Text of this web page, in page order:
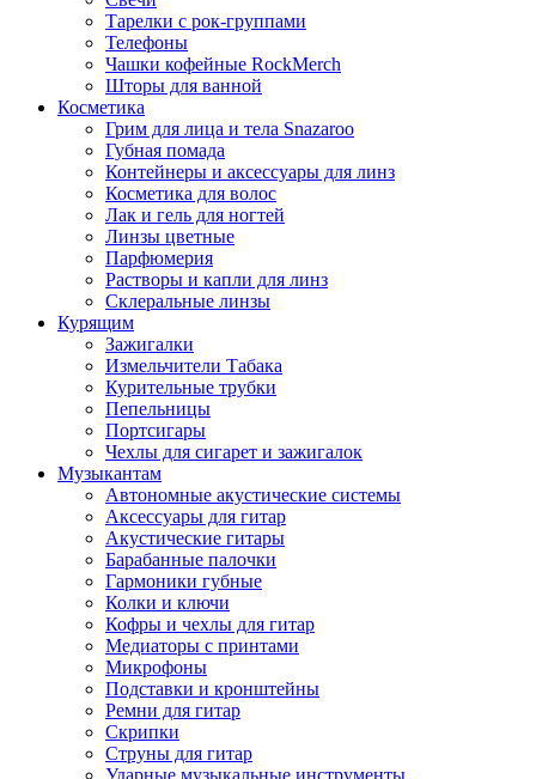
Тарелки с рок-группами
Телефоны
Чашки кофейные RockMerch
Шторы для ванной
Косметика
Грим для лица и тела Snazaroo
Губная помада
Контейнеры и аксессуары для линз
Косметика для волос
Лак и гель для ногтей
Линзы цветные
Парфюмерия
Растворы и капли для линз
Склеральные линзы
Курящим
Зажигалки
Измельчители Табака
Курительные трубки
Пепельницы
Портсигары
Чехлы для сигарет и зажигалок
Музыкантам
Автономные акустические системы
Аксессуары для гитар
Акустические гитары
Барабанные палочки
Гармоники губные
Колки и ключи
Кофры и чехлы для гитар
Медиаторы с принтами
Микрофоны
Подставки и кронштейны
Ремни для гитар
Скрипки
Струны для гитар
Ударные музыкальные инструменты